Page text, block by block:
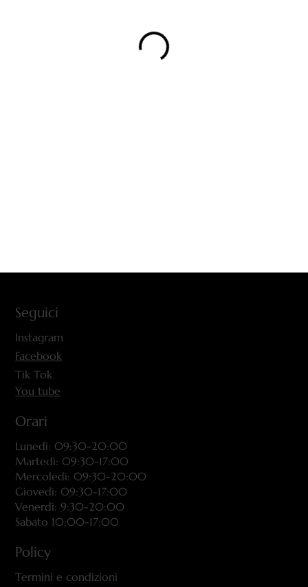
Seguici
Instagram
Facebook
Tik Tok
You tube
Orari
Lunedì: 09:30-20:00
Martedì: 09:30-17:00
Mercoledì: 09:30-20:00
Giovedì: 09:30-17:00
Venerdì: 9:30-20:00
Sabato 10:00-17:00
Policy
Termini e condizioni